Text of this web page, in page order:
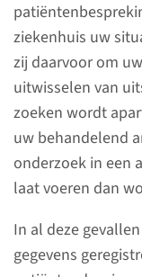
ziekenhuis uw
zij daarvoor om
uitwisselen van
zoeken wordt
uw behandelend
onderzoek in een
laat voeren dan
In al deze
gegevens